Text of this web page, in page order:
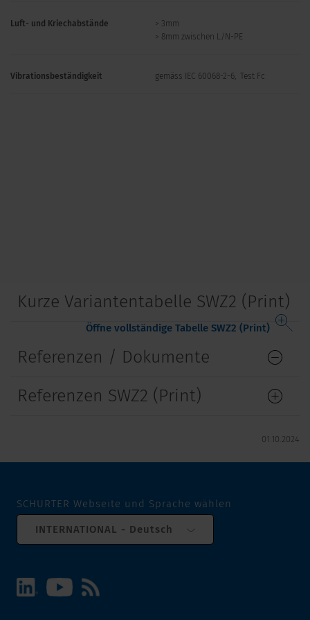
Luft- und Kriechabstände
> 3mm
> 8mm zwischen L/N-PE
Vibrationsbeständigkeit gemäss IEC 60068-2-6, Test Fc
Kurze Variantentabelle SWZ2 (Print)
Öffne vollständige Tabelle SWZ2 (Print)
Referenzen / Dokumente
Referenzen SWZ2 (Print)
01.10.2024
SCHURTER Webseite und Sprache wählen
INTERNATIONAL - Deutsch